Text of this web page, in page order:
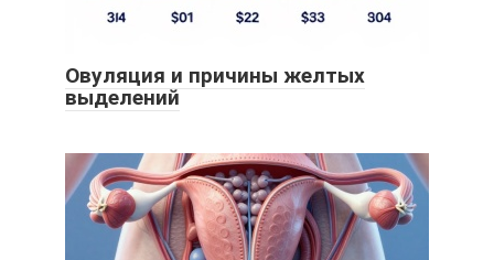
Овуляция и причины желтых
выделений